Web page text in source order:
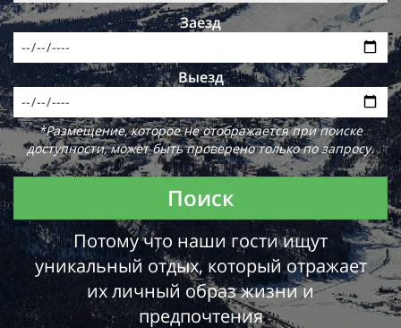
Заезд
Выезд
*Размещение, которое не отображается при поиске
доступности, может быть проверено только по запросу.
Поиск
Потому что наши гости ищут
уникальный отдых, который отражает
их личный образ жизни и
предпочтения